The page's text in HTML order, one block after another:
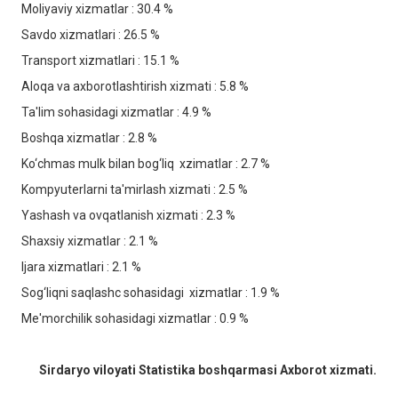
Moliyaviy xizmatlar : 30.4 %
Savdo xizmatlari : 26.5 %
Transport xizmatlari : 15.1 %
Aloqa va axborotlashtirish xizmati : 5.8 %
Ta'lim sohasidagi xizmatlar : 4.9 %
Boshqa xizmatlar : 2.8 %
Ko‘chmas mulk bilan bog‘liq xzimatlar : 2.7 %
Kompyuterlarni ta'mirlash xizmati : 2.5 %
Yashash va ovqatlanish xizmati : 2.3 %
Shaxsiy xizmatlar : 2.1 %
Ijara xizmatlari : 2.1 %
Sog‘liqni saqlashc sohasidagi xizmatlar : 1.9 %
Me'morchilik sohasidagi xizmatlar : 0.9 %
Sirdaryo viloyati Statistika boshqarmasi Axborot xizmati.